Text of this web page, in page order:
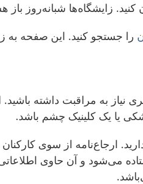
زایشگاه‌ها شبانه‌روز باز
را جستجو کنید. این صفحه
نیاز به مراقبت داشته باشید.
یا یک کلینیک چشم باشد.
. ارجاعنامه از سوی
میشود وآن حاوی
باشد.